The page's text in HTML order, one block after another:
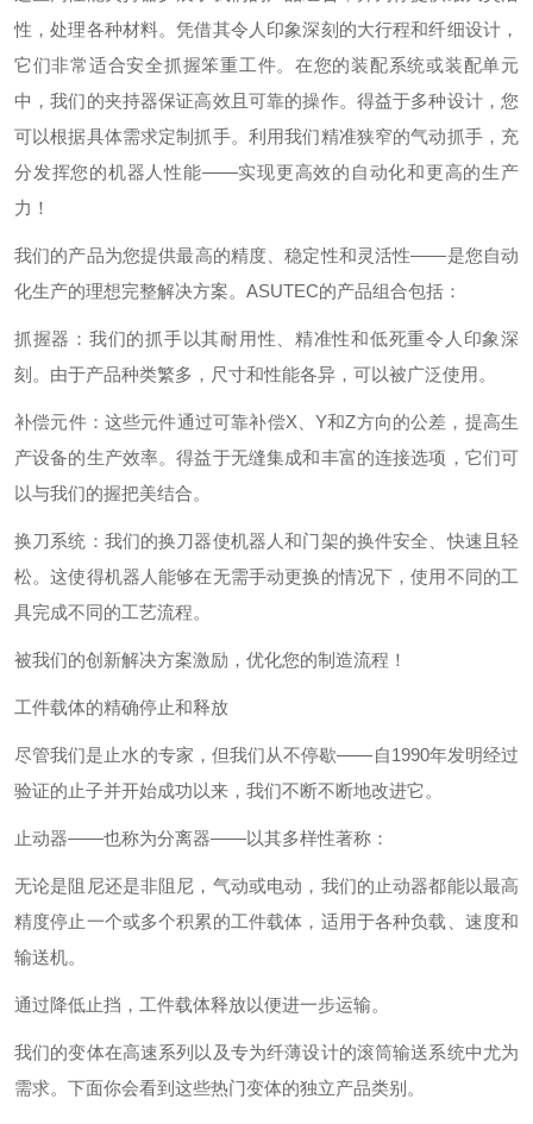
性，处理各种材料。凭借其令人印象深刻的大行程和纤细设计，
它们非常适合安全抓握笨重工件。在您的装配系统或装配单元
中，我们的夹持器保证高效且可靠的操作。得益于多种设计，您
可以根据具体需求定制抓手。利用我们精准狭窄的气动抓手，充
分发挥您的机器人性能——实现更高效的自动化和更高的生产
力！
我们的产品为您提供最高的精度、稳定性和灵活性——是您自动
化生产的理想完整解决方案。ASUTEC的产品组合包括：
抓握器：我们的抓手以其耐用性、精准性和低死重令人印象深
刻。由于产品种类繁多，尺寸和性能各异，可以被广泛使用。
补偿元件：这些元件通过可靠补偿X、Y和Z方向的公差，提高生
产设备的生产效率。得益于无缝集成和丰富的连接选项，它们可
以与我们的握把美结合。
换刀系统：我们的换刀器使机器人和门架的换件安全、快速且轻
松。这使得机器人能够在无需手动更换的情况下，使用不同的工
具完成不同的工艺流程。
被我们的创新解决方案激励，优化您的制造流程！
工件载体的精确停止和释放
尽管我们是止水的专家，但我们从不停歇——自1990年发明经过
验证的止子并开始成功以来，我们不断不断地改进它。
止动器——也称为分离器——以其多样性著称：
无论是阻尼还是非阻尼，气动或电动，我们的止动器都能以最高
精度停止一个或多个积累的工件载体，适用于各种负载、速度和
输送机。
通过降低止挡，工件载体释放以便进一步运输。
我们的变体在高速系列以及专为纤薄设计的滚筒输送系统中尤为
需求。下面你会看到这些热门变体的独立产品类别。